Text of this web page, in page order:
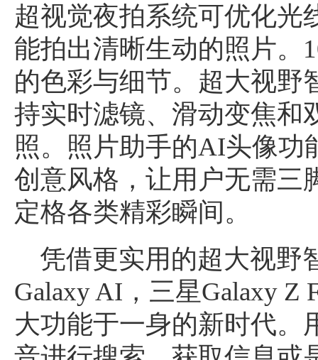
超视觉夜拍系统可优化光
能拍出清晰生动的照片。
的色彩与细节。超大视野
持实时滤镜、滑动变焦和
照。照片助手的AI头像功
创意风格，让用户无需三
定格各类精彩瞬间。
凭借更实用的超大视野
Galaxy AI，三星Galaxy
大功能于一身的新时代。